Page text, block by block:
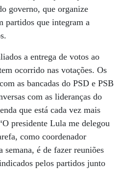
governo, que organize
partidos que integram a
a entrega de votos ao
ocorrido nas votações. Os
as bancadas do PSD e PSB
com as lideranças do
que está cada vez mais
presidente Lula me delegou
como coordenador
é de fazer reuniões
pelos partidos junto